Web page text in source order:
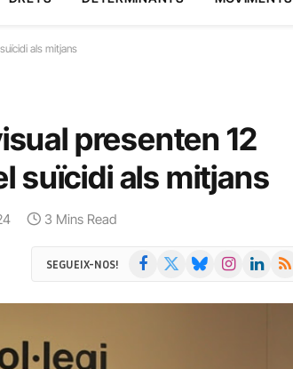
als mitjans
presenten 12
suïcidi als mitjans
3 Mins Read
SEGUEIX-NOS! Facebook BlueskyInstagramLinkedIn
RSS